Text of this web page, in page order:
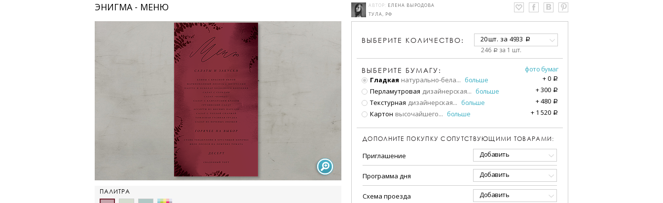
ЭНИГМА - МЕНЮ
ПАЛИТРА
АВТОР: ЕЛЕНА ВЫРОДОВА
ТУЛА, РФ
ВЫБЕРИТЕ КОЛИЧЕСТВО: 20 шт. за 4933 a
246 a за 1 шт.
ВЫБЕРИТЕ БУМАГУ:
фото бумаг
Гладкая натурально-бела... больше +0 a
Перламутровая дизайнерская... больше +300 a
Текстурная дизайнерская... больше +480 a
Картон высочайшего... больше + 1 520 a
ДОПОЛНИТЕ ПОКУПКУ СОПУТСТВУЮЩИМИ ТОВАРАМИ:
Приглашение Добавить
Программа дня Добавить
Схема проезда Добавить